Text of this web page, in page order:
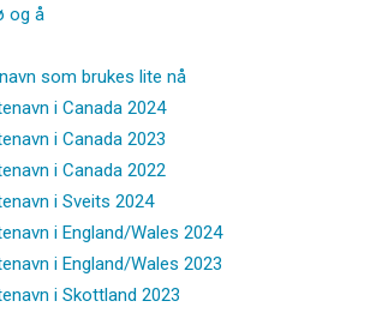
og å
som brukes lite nå
i Canada 2024
i Canada 2023
i Canada 2022
i Sveits 2024
i England/Wales 2024
i England/Wales 2023
i Skottland 2023